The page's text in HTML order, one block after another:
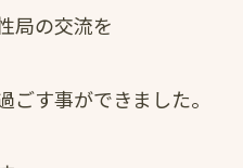
局の交流を
す事ができました。